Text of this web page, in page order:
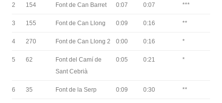
2 154 Font de Can Barret 0:07 0:07 ***
3 155 Font de Can Llong 0:09 0:16 **
4 270 Font de Can Llong 2 0:00 0:16 *
5 62
Font del Camí de
Sant Cebrià
0:05 0:21 *
6 35 Font de la Serp 0:09 0:30 **